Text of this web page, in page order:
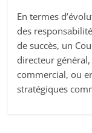
En termes
des
de succès, un
directeur
commercial, ou
stratégiques